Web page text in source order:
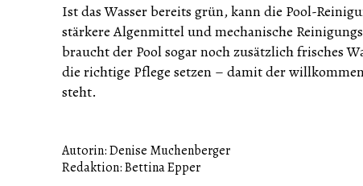
Ist das Wasser bereits grün, kann die Pool-
stärkere Algenmittel und mechanische
braucht der Pool sogar noch zusätzlich frisches
die richtige Pflege setzen – damit der
steht.
Autorin: Denise Muchenberger
Redaktion: Bettina Epper